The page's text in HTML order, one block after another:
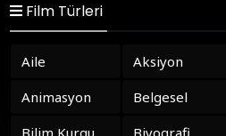
Film Türleri
Aile
Aksiyon
Animasyon
Belgesel
Bilim Kurgu
Biyografi